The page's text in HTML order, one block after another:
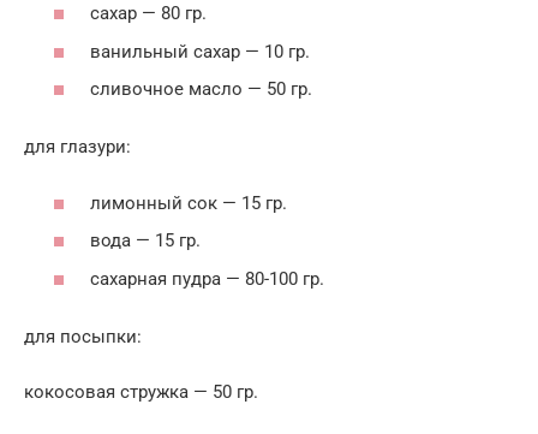
сахар — 80 гр.
ванильный сахар — 10 гр.
сливочное масло — 50 гр.
для глазури:
лимонный сок — 15 гр.
вода — 15 гр.
сахарная пудра — 80-100 гр.
для посыпки:
кокосовая стружка — 50 гр.